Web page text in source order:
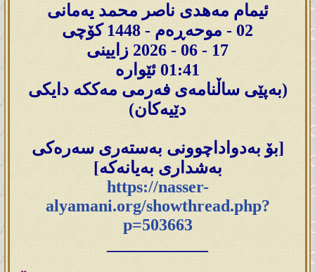
ئیمام مەهدی ناصر محمد یەمانی
02 - موحەڕەم - 1448 کۆچی
17 - 06 - 2026 زایینی
01:41 ئێوارە
(بەپێی ساڵنامەی فەرمی مەککە دایکی
دێیەکان)
[بۆ بەدواداچوونی بەستەری سەرەکی
بەشداری بەیانەکە]
https://nasser-
alyamani.org/showthread.php?
p=503663